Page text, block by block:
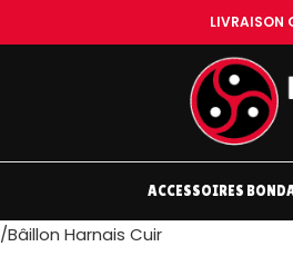
LIVRAISON
ACCESSOIRES
Bâillon Harnais Cuir